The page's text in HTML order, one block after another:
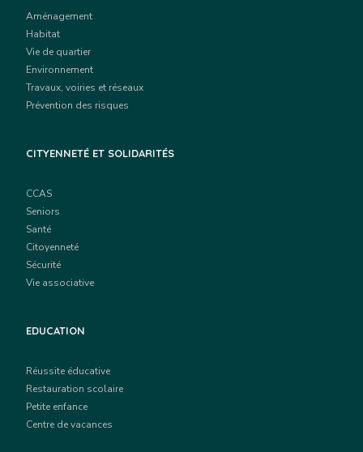
Aménagement
Habitat
Vie de quartier
Environnement
Travaux, voiries et réseaux
Prévention des risques
CITYENNETÉ ET SOLIDARITÉS
CCAS
Seniors
Santé
Citoyenneté
Sécurité
Vie associative
EDUCATION
Réussite éducative
Restauration scolaire
Petite enfance
Centre de vacances